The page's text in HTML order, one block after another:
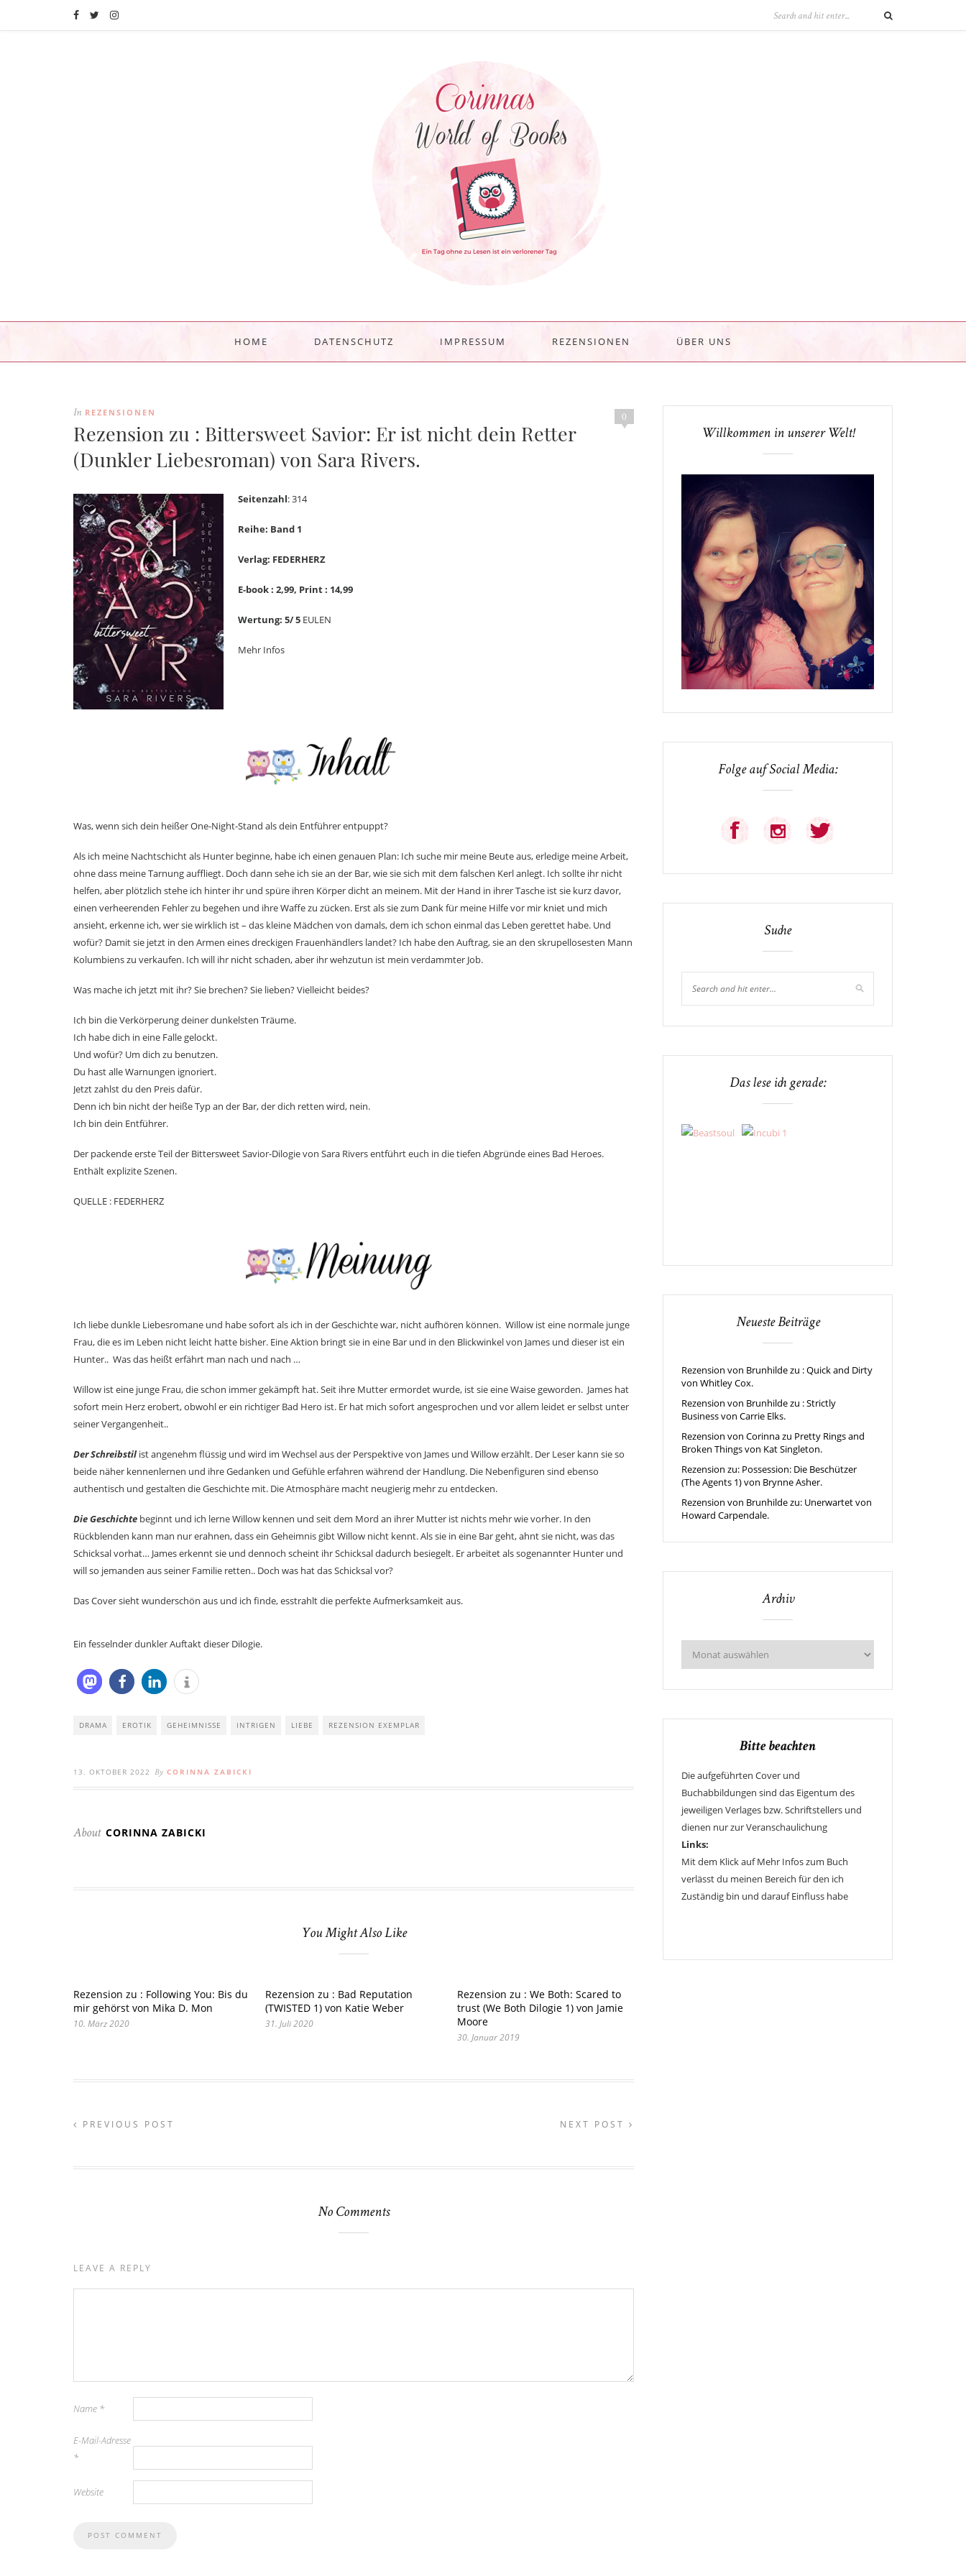
HOME DATENSCHUTZ IMPRESSUM REZENSIONEN ÜBER UNS
0
In REZENSIONEN
Rezension zu : Bittersweet Savior: Er ist nicht dein Retter
(Dunkler Liebesroman) von Sara Rivers.
Seitenzahl: 314
Reihe: Band 1
Verlag: FEDERHERZ
E-book : 2,99, Print : 14,99
Wertung: 5/ 5 EULEN
Mehr Infos
Was, wenn sich dein heißer One-Night-Stand als dein Entführer entpuppt?
Als ich meine Nachtschicht als Hunter beginne, habe ich einen genauen Plan: Ich suche mir meine Beute aus, erledige meine Arbeit,
ohne dass meine Tarnung auffliegt. Doch dann sehe ich sie an der Bar, wie sie sich mit dem falschen Kerl anlegt. Ich sollte ihr nicht
helfen, aber plötzlich stehe ich hinter ihr und spüre ihren Körper dicht an meinem. Mit der Hand in ihrer Tasche ist sie kurz davor,
einen verheerenden Fehler zu begehen und ihre Waffe zu zücken. Erst als sie zum Dank für meine Hilfe vor mir kniet und mich
ansieht, erkenne ich, wer sie wirklich ist – das kleine Mädchen von damals, dem ich schon einmal das Leben gerettet habe. Und
wofür? Damit sie jetzt in den Armen eines dreckigen Frauenhändlers landet? Ich habe den Auftrag, sie an den skrupellosesten Mann
Kolumbiens zu verkaufen. Ich will ihr nicht schaden, aber ihr wehzutun ist mein verdammter Job.
Was mache ich jetzt mit ihr? Sie brechen? Sie lieben? Vielleicht beides?
Ich bin die Verkörperung deiner dunkelsten Träume.
Ich habe dich in eine Falle gelockt.
Und wofür? Um dich zu benutzen.
Du hast alle Warnungen ignoriert.
Jetzt zahlst du den Preis dafür.
Denn ich bin nicht der heiße Typ an der Bar, der dich retten wird, nein.
Ich bin dein Entführer.
Der packende erste Teil der Bittersweet Savior-Dilogie von Sara Rivers entführt euch in die tiefen Abgründe eines Bad Heroes.
Enthält explizite Szenen.
QUELLE : FEDERHERZ
Ich liebe dunkle Liebesromane und habe sofort als ich in der Geschichte war, nicht aufhören können. Willow ist eine normale junge
Frau, die es im Leben nicht leicht hatte bisher. Eine Aktion bringt sie in eine Bar und in den Blickwinkel von James und dieser ist ein
Hunter.. Was das heißt erfährt man nach und nach …
Willow ist eine junge Frau, die schon immer gekämpft hat. Seit ihre Mutter ermordet wurde, ist sie eine Waise geworden. James hat
sofort mein Herz erobert, obwohl er ein richtiger Bad Hero ist. Er hat mich sofort angesprochen und vor allem leidet er selbst unter
seiner Vergangenheit..
Der Schreibstilist angenehm flüssig und wird im Wechsel aus der Perspektive von James und Willow erzählt. Der Leser kann sie so
beide näher kennenlernen und ihre Gedanken und Gefühle erfahren während der Handlung. Die Nebenfiguren sind ebenso
authentisch und gestalten die Geschichte mit. Die Atmosphäre macht neugierig mehr zu entdecken.
Die Geschichte beginnt und ich lerne Willow kennen und seit dem Mord an ihrer Mutter ist nichts mehr wie vorher. In den
Rückblenden kann man nur erahnen, dass ein Geheimnis gibt Willow nicht kennt.Als sie in eine Bar geht, ahnt sie nicht, was das
Schicksal vorhat… James erkennt sie und dennoch scheint ihr Schicksal dadurch besiegelt. Er arbeitet als sogenannter Hunter und
will so jemanden aus seiner Familie retten.. Doch was hat das Schicksal vor?
Das Cover sieht wunderschön aus und ich finde, esstrahlt die perfekte Aufmerksamkeit aus.
Ein fesselnder dunkler Auftakt dieser Dilogie.
DRAMA EROTIK GEHEIMNISSE INTRIGEN LIEBE REZENSION EXEMPLAR
13. OKTOBER 2022 By CORINNA ZABICKI
About CORINNA ZABICKI
You Might Also Like
Rezension zu : Following You: Bis du
mir gehörst von Mika D. Mon
10. März 2020
Rezension zu : Bad Reputation
(TWISTED 1) von Katie Weber
31. Juli 2020
Rezension zu : We Both: Scared to
trust (We Both Dilogie 1) von Jamie
Moore
30. Januar 2019
PREVIOUS POST NEXT POST
No Comments
LEAVE A REPLY
Name *
E-Mail-Adresse
*
Website
Willkommen in unserer Welt!
Folge auf Social Media:
Suche
Das lese ich gerade:
Neueste Beiträge
Rezension von Brunhilde zu : Quick and Dirty
von Whitley Cox.
Rezension von Brunhilde zu : Strictly
Business von Carrie Elks.
Rezension von Corinna zu Pretty Rings and
Broken Things von Kat Singleton.
Rezension zu: Possession: Die Beschützer
(The Agents 1) von Brynne Asher.
Rezension von Brunhilde zu: Unerwartet von
Howard Carpendale.
Archiv
Bitte beachten
Die aufgeführten Cover und
Buchabbildungen sind das Eigentum des
jeweiligen Verlages bzw. Schriftstellers und
dienen nur zur Veranschaulichung
Links:
Mit dem Klick auf Mehr Infos zum Buch
verlässt du meinen Bereich für den ich
Zuständig bin und darauf Einfluss habe